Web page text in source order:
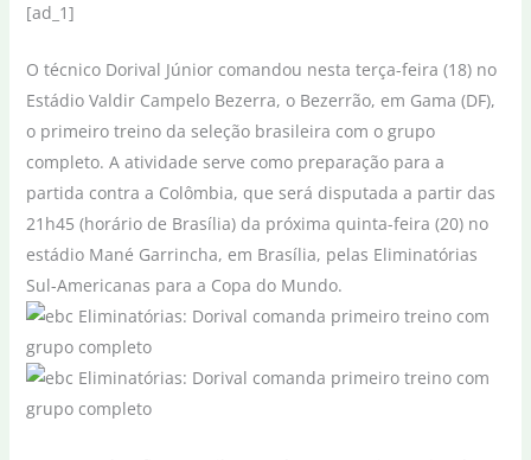
[ad_1]
O técnico Dorival Júnior comandou nesta terça-feira (18) no
Estádio Valdir Campelo Bezerra, o Bezerrão, em Gama (DF),
o primeiro treino da seleção brasileira com o grupo
completo. A atividade serve como preparação para a
partida contra a Colômbia, que será disputada a partir das
21h45 (horário de Brasília) da próxima quinta-feira (20) no
estádio Mané Garrincha, em Brasília, pelas Eliminatórias
Sul-Americanas para a Copa do Mundo.